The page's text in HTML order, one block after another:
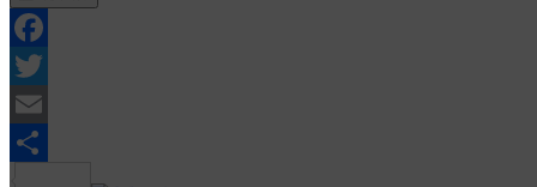
Facebook
Twitter
Email
Share